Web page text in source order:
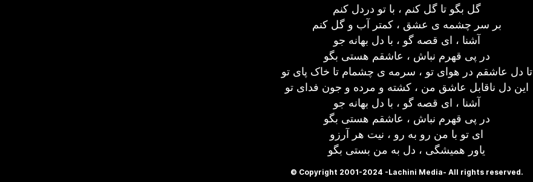
گل بگو تا گل کنم ، با تو دردل کنم
بر سر چشمه ی عشق ، کمتر آب و گل کنم
آشنا ، ای قصه گو ، با دل بهانه جو
در پی قهرم نباش ، عاشقم هستی بگو
تا دل عاشقم در هوای تو ، سرمه ی چشمام تا خاک پای تو
این دل ناقابل عاشق من ، کشته و مرده و جون فدای تو
آشنا ، ای قصه گو ، با دل بهانه جو
در پی قهرم نباش ، عاشقم هستی بگو
ای تو با من رو به رو ، نیت هر آرزو
یاور همیشگی ، دل به من بستی بگو
© Copyright 2001-2024 -Lachini Media- All rights reserved.